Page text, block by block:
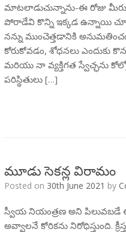
మాటలాడుచున్నాను-ఈ రోజు
పోరాడేవి కొన్ని ఇక్కడ ఉన్నాయి
నన్ను ముంచెత్తడానికి
కోరుకోవడం, శోధనలు ఎందుకు
మరియు నా వ్యక్తిగత స్వేచ్ఛను
పరిస్థితులు […]
మూడు సెకన్ల విరామం
Posted on 30th June 2021 by
స్వీయ నియంత్రణ అని పిలువబడే ఈ
అవ్వాలనే కోరికను నిరోధిస్తుంది.